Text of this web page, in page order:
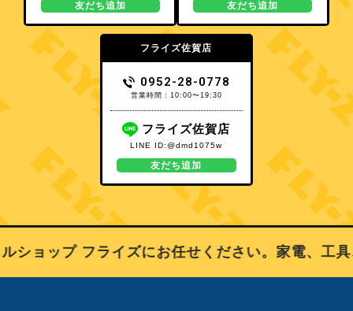
友だち追加 友だち追加
フライズ佐賀店
0952-28-0778
営業時間：10:00〜19:30
フライズ佐賀店
LINE ID:@dmd1075w
友だち追加
ショップ フライズにお任せください。家電、工